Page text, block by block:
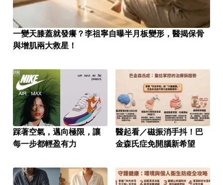
一變天膝蓋就發癢？李祖寧自曝半月板變形，醫揭保骨
與增肌兩大救星！
踩著空氣，邁向極限，讓
每一步都輕盈有力
PR
醫起看／磁振消手抖！巴
金森氏症免開腦新希望